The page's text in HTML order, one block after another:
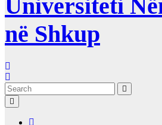
Universiteti
në Shkup